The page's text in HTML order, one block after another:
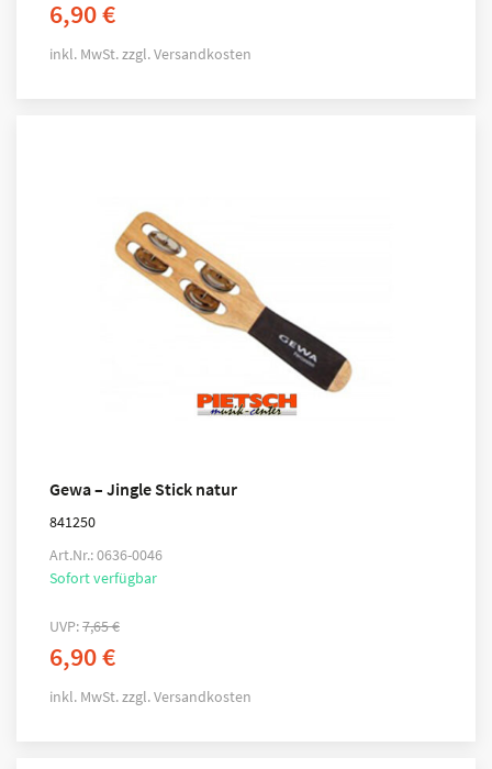
6,90€
inkl. MwSt.zzgl.Versandkosten
Gewa – Jingle Stick natur
841250
Art.Nr.: 0636-0046
Sofort verfügbar
UVP:7,65€
6,90€
inkl. MwSt. zzgl.Versandkosten